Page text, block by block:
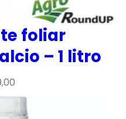
foliar
– 1 litro